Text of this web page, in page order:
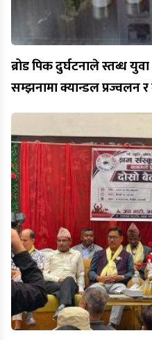
ब्रोड पिक दुर्घटनाले स्तब्ध
सम्झनामा क्यान्डल प्रज्वलन